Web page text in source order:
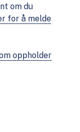
om du
for å melde
oppholder